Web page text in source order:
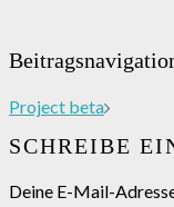
Project beta
SCHREIBE
Deine E-Mail-